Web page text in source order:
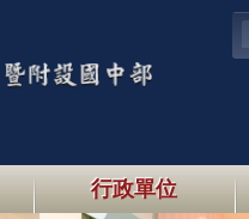
行政單位